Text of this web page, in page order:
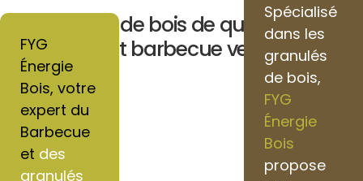
Granulés de bois de qualité pour
chauffage et barbecue vers Cinqueux
FYG
Énergie
Bois, votre
expert du
Barbecue
et des
granulés
Spécialisé
dans les
granulés
de bois,
FYG
Énergie
Bois
propose